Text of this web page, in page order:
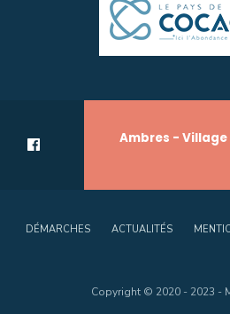
Ambres - Village
DÉMARCHES ACTUALITÉS
Copyright © 2020 - 2023 -